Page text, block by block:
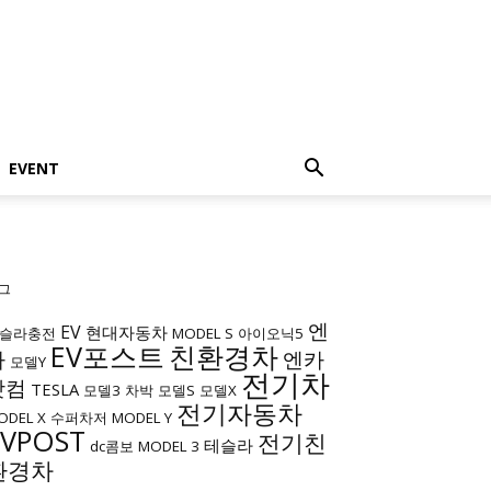
EVENT
라충전 EV 현대자동차 MODEL S 아이오닉5 엔
모델Y EV포스트 친환경차 엔카
컴 TESLA 모델3 차박 모델S 모델X 전기차
X 수퍼차저 MODEL Y 전기자동차
dc콤보 MODEL 3 테슬라 전기친
경차